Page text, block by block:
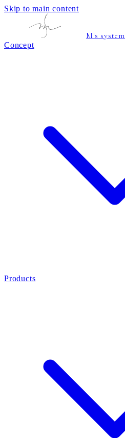
Skip to main content
M's system
Concept
Products